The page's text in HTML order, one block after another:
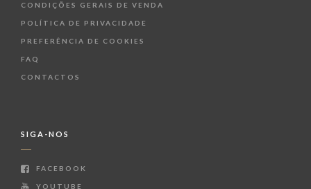
CONDIÇÕES GERAIS DE VENDA
POLÍTICA DE PRIVACIDADE
PREFERÊNCIA DE COOKIES
FAQ
CONTACTOS
SIGA-NOS
FACEBOOK
YOUTUBE